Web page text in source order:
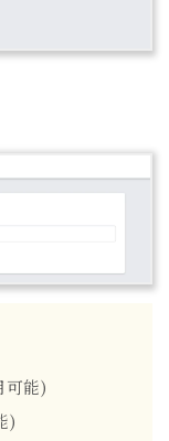
可能)
)